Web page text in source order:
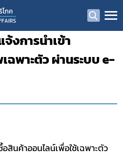
ภค
งการนำเข้า
พาะตัว ผ่านระบบ e-
นค้าออนไลน์เพื่อใช้เฉพาะตัว